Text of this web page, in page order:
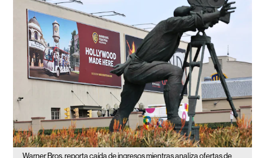
Warner Bros. reporta caída de ingresos mientras analiza ofertas de